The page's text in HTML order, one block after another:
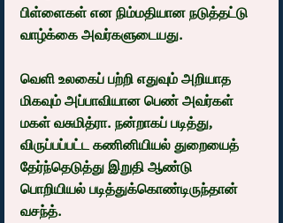
பிள்ளைகள் என நிம்மதியான நடுத்தட்டு
வாழ்க்கை அவர்களுடையது.
வெளி உலகைப் பற்றி எதுவும் அறியாத
மிகவும் அப்பாவியான பெண் அவர்கள்
மகள் வசுமித்ரா. நன்றாகப் படித்து,
விருப்பப்பட்ட கணினியியல் துறையைத்
தேர்ந்தெடுத்து இறுதி ஆண்டு
பொறியியல் படித்துக்கொண்டிருந்தான்
வசந்த்.